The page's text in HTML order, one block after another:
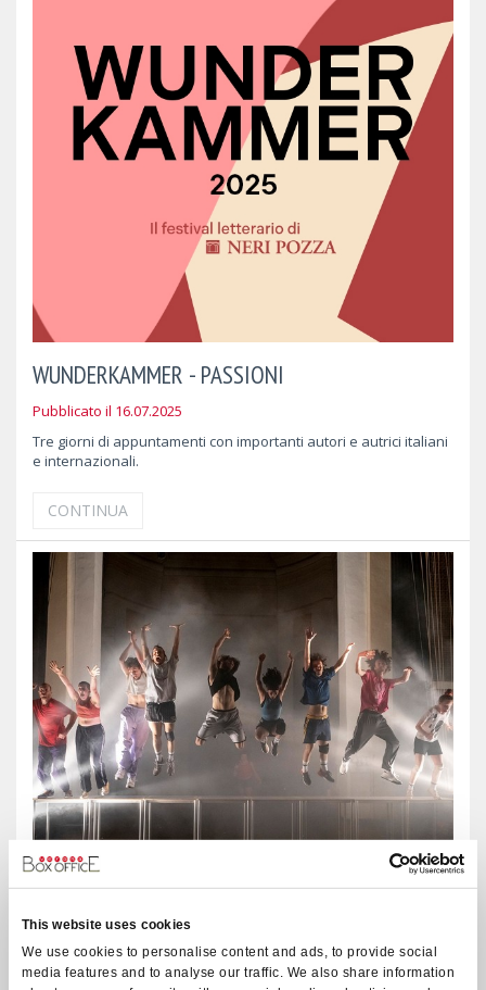
This website uses cookies
We use cookies to personalise content and ads, to provide social
media features and to analyse our traffic. We also share information
WUNDERKAMMER - PASSIONI
Pubblicato il 16.07.2025
Tre giorni di appuntamenti con importanti autori e autrici italiani
e internazionali.
CONTINUA
SHAKESPEARE ACADEMY FESTIVAL 2025